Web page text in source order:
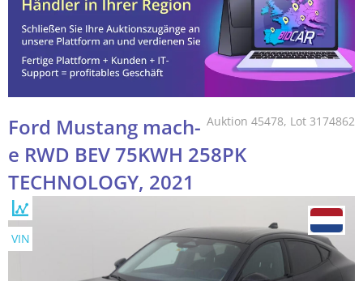
Auktion 45478, Lot 3174862
Ford Mustang mach-
e RWD BEV 75KWH 258PK
TECHNOLOGY, 2021
VIN